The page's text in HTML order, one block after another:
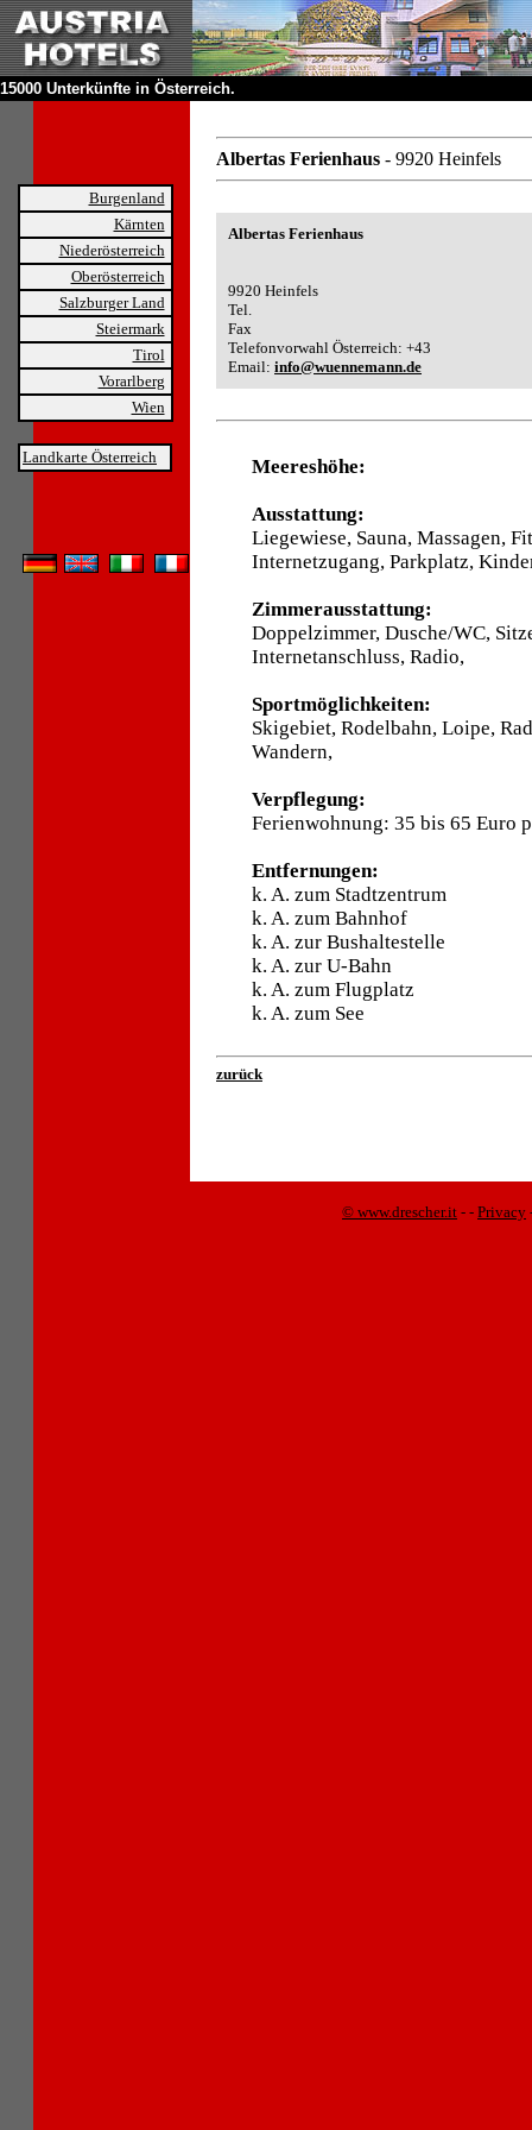
15000 Unterkünfte in Österreich.
Burgenland
Kärnten
Niederösterreich
Oberösterreich
Salzburger Land
Steiermark
Tirol
Vorarlberg
Wien
Landkarte Österreich
Albertas Ferienhaus - 9920 Heinfels
Albertas Ferienhaus
9920 Heinfels
Tel.
Fax
Telefonvorwahl Österreich: +43
Email: info@wuennemann.de
Meereshöhe:
Ausstattung:
Liegewiese, Sauna, Massagen,
Internetzugang, Parkplatz,
Zimmerausstattung:
Doppelzimmer, Dusche/WC,
Internetanschluss, Radio,
Sportmöglichkeiten:
Skigebiet, Rodelbahn, Loipe,
Wandern,
Verpflegung:
Ferienwohnung: 35 bis 65 Euro
Entfernungen:
k. A. zum Stadtzentrum
k. A. zum Bahnhof
k. A. zur Bushaltestelle
k. A. zur U-Bahn
k. A. zum Flugplatz
k. A. zum See
zurück
© www.drescher.it - - Privacy